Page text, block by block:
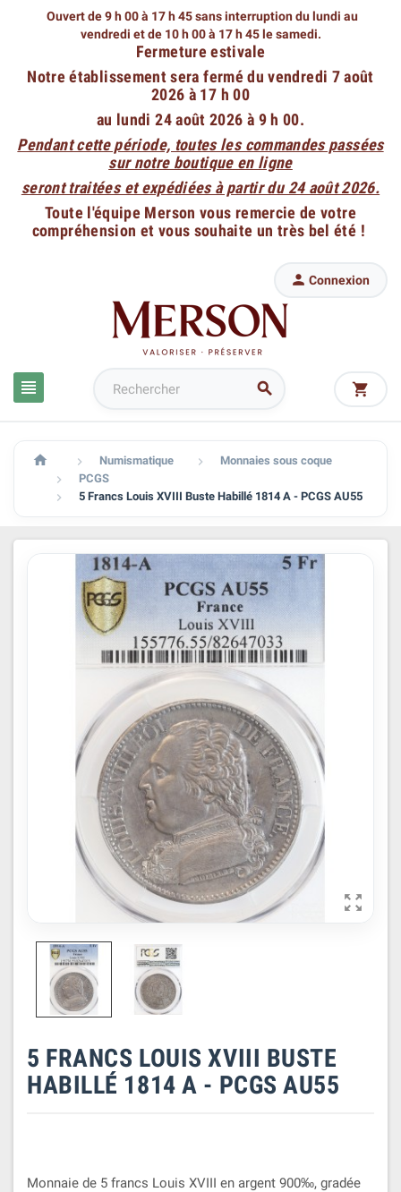
Ouvert de 9 h 00 à 17 h 45 sans interruption du lundi au
vendredi et de 10 h 00 à 17 h 45 le samedi.
Fermeture estivale
Notre établissement sera fermé du vendredi 7 août
2026 à 17 h 00
au lundi 24 août 2026 à 9 h 00.
Pendant cette période, toutes les commandes passées
sur notre boutique en ligne
seront traitées et expédiées à partir du 24 août 2026.
Toute l'équipe Merson vous remercie de votre
compréhension et vous souhaite un très bel été !
 
 Connexion

  Numismatique  Monnaies sous coque
 PCGS
 5 Francs Louis XVIII Buste Habillé 1814 A - PCGS AU55

5 FRANCS LOUIS XVIII BUSTE
HABILLÉ 1814 A - PCGS AU55
Monnaie de 5 francs Louis XVIII en argent 900‰, gradée